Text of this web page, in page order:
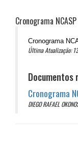
Cronograma NCASP
Cronograma
Última Atualização:
Documentos
Cronograma
DIEGO RAFAEL